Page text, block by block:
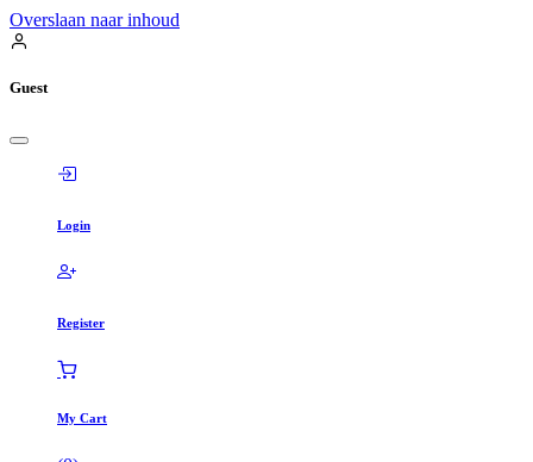
Overslaan naar inhoud
Guest
Login
Register
My Cart